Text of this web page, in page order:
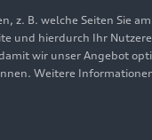
zur
z. B. welche Seiten Sie
und hierdurch Ihr
wir unser Angebot
Weitere